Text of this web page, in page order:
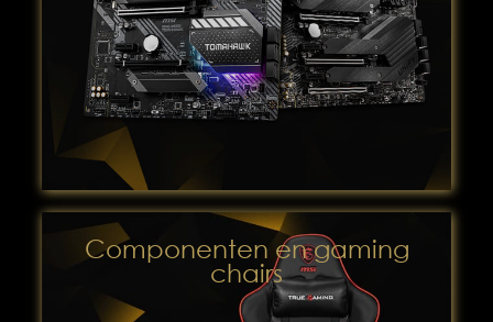
Componenten en gaming
chairs